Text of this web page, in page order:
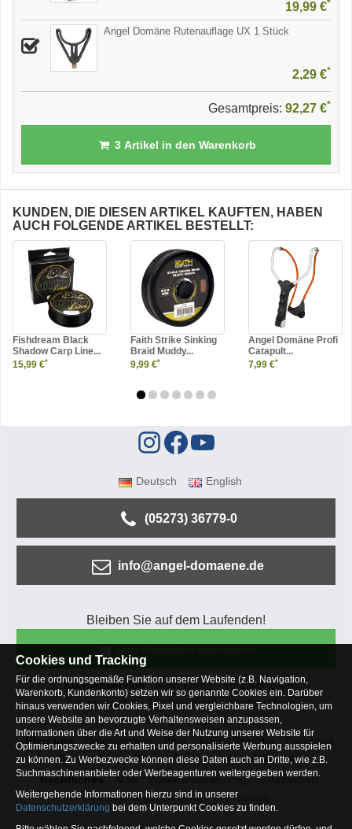
19,99 €*
Angel Domäne Rutenauflage UX 1 Stück
2,29 €*
Gesamtpreis: 92,27 €*
3Artikel in den Warenkorb
KUNDEN, DIE DIESEN ARTIKEL KAUFTEN, HABEN
AUCH FOLGENDE ARTIKEL BESTELLT:
Fishdream Black
Shadow Carp Line...
15,99 €*
Faith Strike Sinking
Braid Muddy...
9,99 €*
Angel Domäne Profi
Catapult...
7,99 €*
Deutsch English
(05273) 36779-0
info@angel-domaene.de
Bleiben Sie auf dem Laufenden!
Kundenservice Mein Konto
Versandkosten
Zahlungsarten
Rücksendung
Kaufberatung
Häufige Fragen
Über uns
Unternehmen Blog Jobs & Praktika
Facebook
Osterfeldsee
Archiv Sitemap
Kontaktformular
Rechtliches
AGB Widerrufsbelehrung
Datenschutz
Altbatterie-Entsorgung
Impressum
Cookies und Tracking
Für die ordnungsgemäße Funktion unserer Website (z.B. Navigation,
Warenkorb, Kundenkonto) setzen wir so genannte Cookies ein. Darüber
hinaus verwenden wir Cookies, Pixel und vergleichbare Technologien, um
unsere Website an bevorzugte Verhaltensweisen anzupassen,
Informationen über die Art und Weise der Nutzung unserer Website für
Optimierungszwecke zu erhalten und personalisierte Werbung ausspielen
zu können. Zu Werbezwecke können diese Daten auch an Dritte, wie z.B.
Suchmaschinenanbieter oder Werbeagenturen weitergegeben werden.
Weitergehende Informationen hierzu sind in unserer
Datenschutzerklärung bei dem Unterpunkt Cookies zu finden.